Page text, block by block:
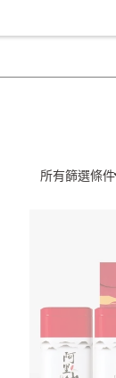
所有篩選條件